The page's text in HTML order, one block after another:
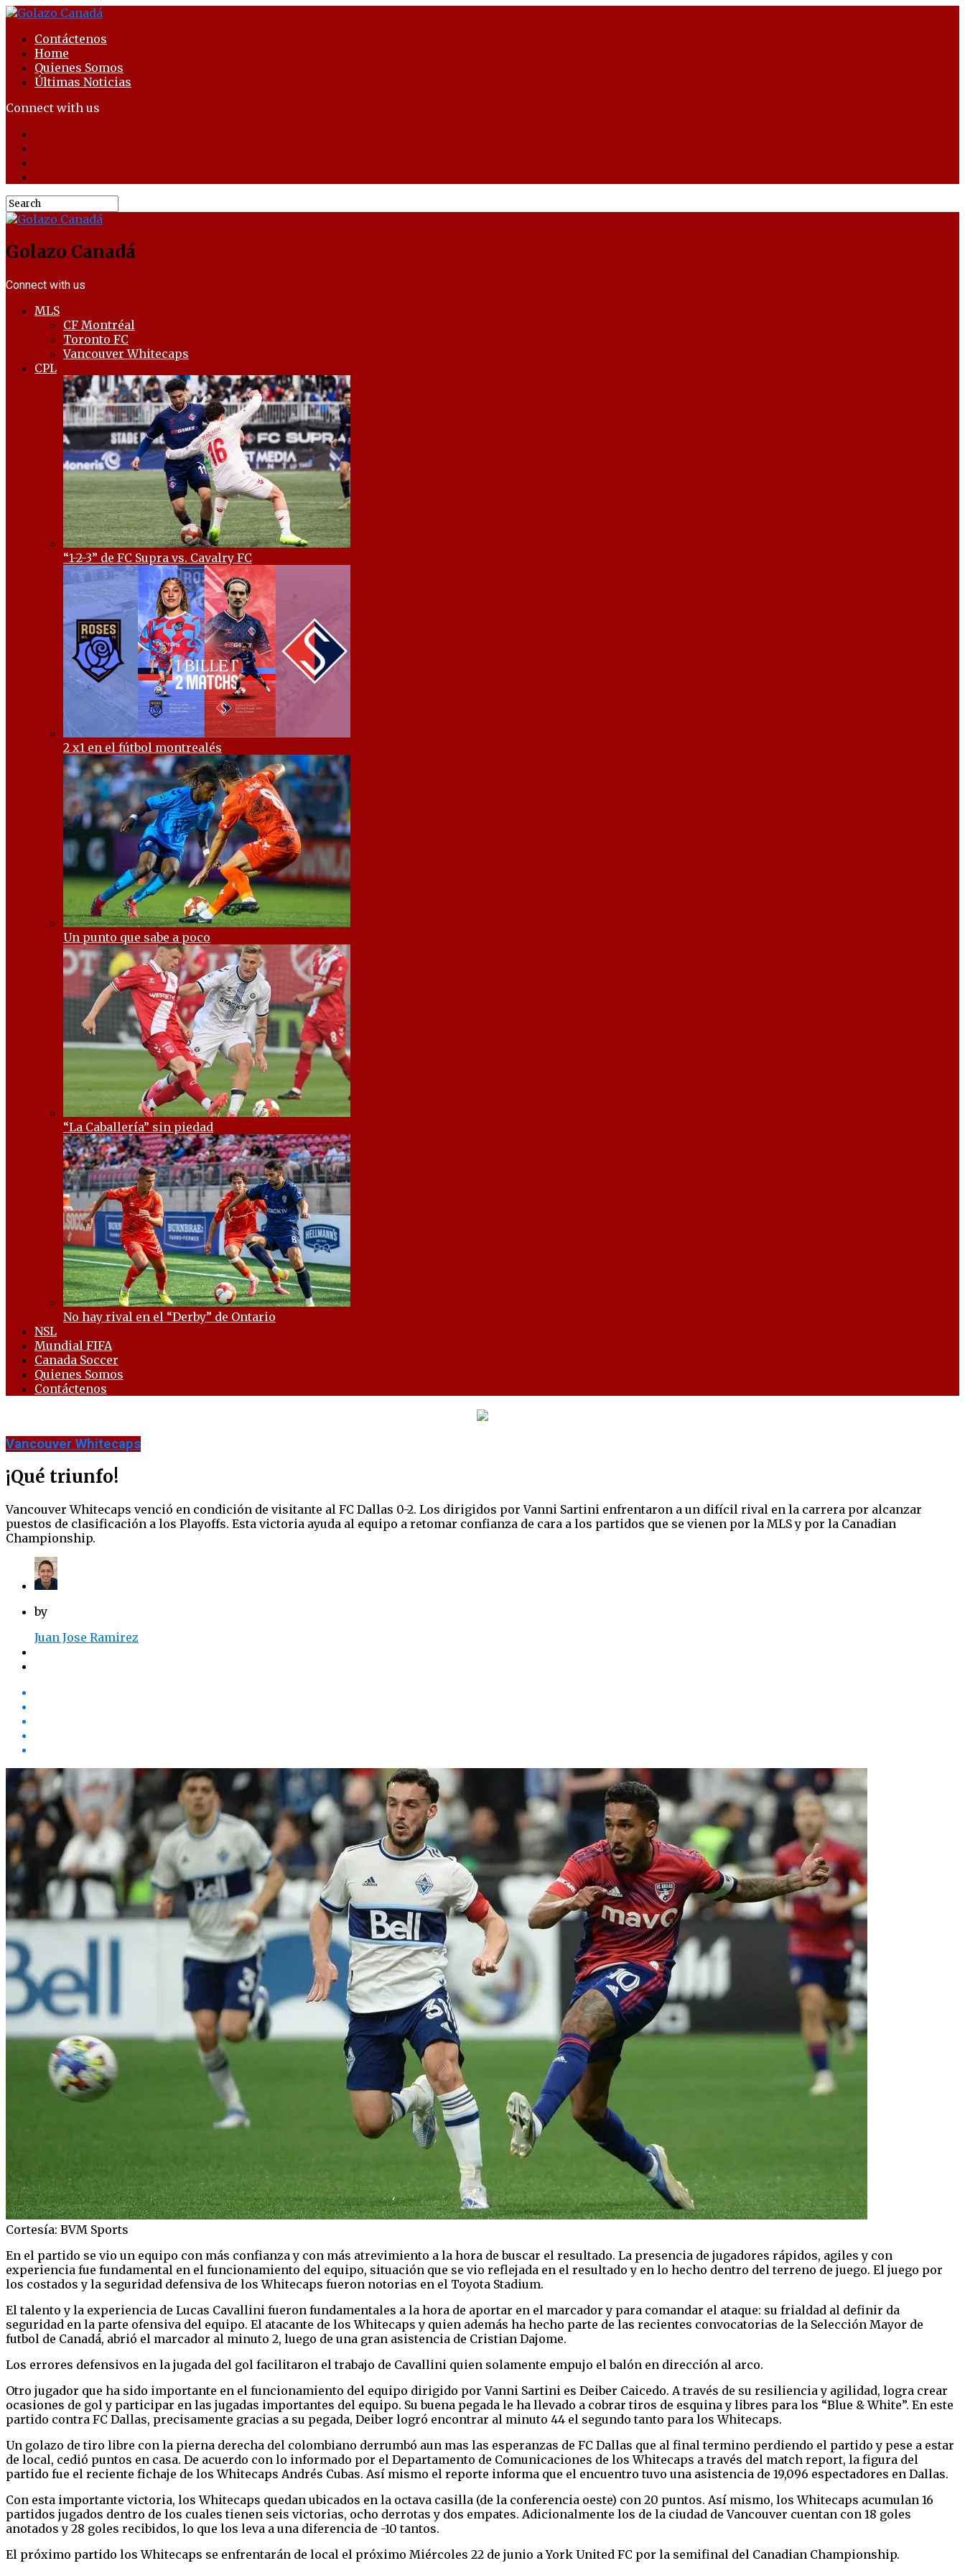
Contáctenos
Home
Quienes Somos
Últimas Noticias
Connect with us
Golazo Canadá
Connect with us
MLS
CF Montréal
Toronto FC
Vancouver Whitecaps
CPL
“1-2-3” de FC Supra vs. Cavalry FC
2 x1 en el fútbol montrealés
Un punto que sabe a poco
“La Caballería” sin piedad
No hay rival en el “Derby” de Ontario
NSL
Mundial FIFA
Canada Soccer
Quienes Somos
Contáctenos
Vancouver Whitecaps
¡Qué triunfo!
Vancouver Whitecaps venció en condición de visitante al FC Dallas 0-2. Los dirigidos por Vanni Sartini enfrentaron a un difícil rival en la carrera por alcanzar
puestos de clasificación a los Playoffs. Esta victoria ayuda al equipo a retomar confianza de cara a los partidos que se vienen por la MLS y por la Canadian
Championship.
by
Juan Jose Ramirez
Cortesía: BVM Sports
En el partido se vio un equipo con más confianza y con más atrevimiento a la hora de buscar el resultado. La presencia de jugadores rápidos, agiles y con
experiencia fue fundamental en el funcionamiento del equipo, situación que se vio reflejada en el resultado y en lo hecho dentro del terreno de juego. El juego por
los costados y la seguridad defensiva de los Whitecaps fueron notorias en el Toyota Stadium.
El talento y la experiencia de Lucas Cavallini fueron fundamentales a la hora de aportar en el marcador y para comandar el ataque: su frialdad al definir da
seguridad en la parte ofensiva del equipo. El atacante de los Whitecaps y quien además ha hecho parte de las recientes convocatorias de la Selección Mayor de
futbol de Canadá, abrió el marcador al minuto 2, luego de una gran asistencia de Cristian Dajome.
Los errores defensivos en la jugada del gol facilitaron el trabajo de Cavallini quien solamente empujo el balón en dirección al arco.
Otro jugador que ha sido importante en el funcionamiento del equipo dirigido por Vanni Sartini es Deiber Caicedo. A través de su resiliencia y agilidad, logra crear
ocasiones de gol y participar en las jugadas importantes del equipo. Su buena pegada le ha llevado a cobrar tiros de esquina y libres para los “Blue & White”. En este
partido contra FC Dallas, precisamente gracias a su pegada, Deiber logró encontrar al minuto 44 el segundo tanto para los Whitecaps.
Un golazo de tiro libre con la pierna derecha del colombiano derrumbó aun mas las esperanzas de FC Dallas que al final termino perdiendo el partido y pese a estar
de local, cedió puntos en casa. De acuerdo con lo informado por el Departamento de Comunicaciones de los Whitecaps a través del match report, la figura del
partido fue el reciente fichaje de los Whitecaps Andrés Cubas. Así mismo el reporte informa que el encuentro tuvo una asistencia de 19,096 espectadores en Dallas.
Con esta importante victoria, los Whitecaps quedan ubicados en la octava casilla (de la conferencia oeste) con 20 puntos. Así mismo, los Whitecaps acumulan 16
partidos jugados dentro de los cuales tienen seis victorias, ocho derrotas y dos empates. Adicionalmente los de la ciudad de Vancouver cuentan con 18 goles
anotados y 28 goles recibidos, lo que los leva a una diferencia de -10 tantos.
El próximo partido los Whitecaps se enfrentarán de local el próximo Miércoles 22 de junio a York United FC por la semifinal del Canadian Championship.